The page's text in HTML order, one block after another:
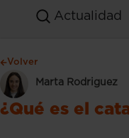
Actualidad
Volver
Marta Rodriguez
¿Qué es el